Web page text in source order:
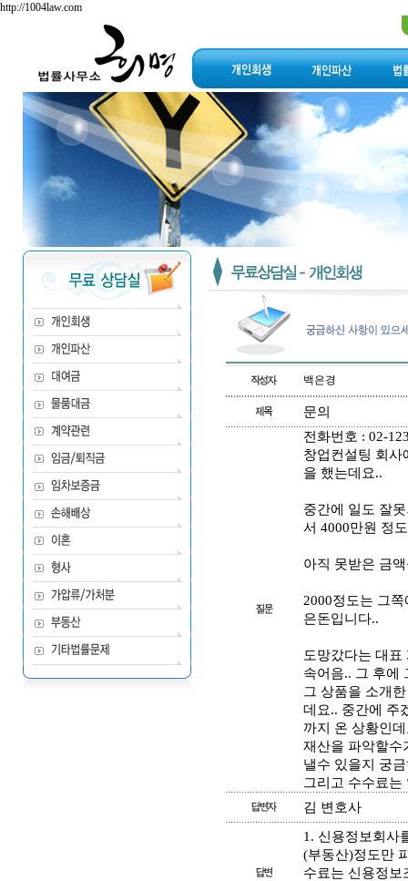
http://1004law.com
백은경
문의
전화번호 : 02-
창업컨설팅 회사
을 했는데요..
중간에 일도 잘
서 4000만원 정
아직 못받은 금
2000정도는 그
은돈입니다..
도망갔다는 대
속어음.. 그 후에
그 상품을 소개
데요.. 중간에 주
까지 온 상황인
재산을 파악할수
낼수 있을지 궁
그리고 수수료는
김 변호사
1. 신용정보회사
(부동산)정도만
수료는 신용정보